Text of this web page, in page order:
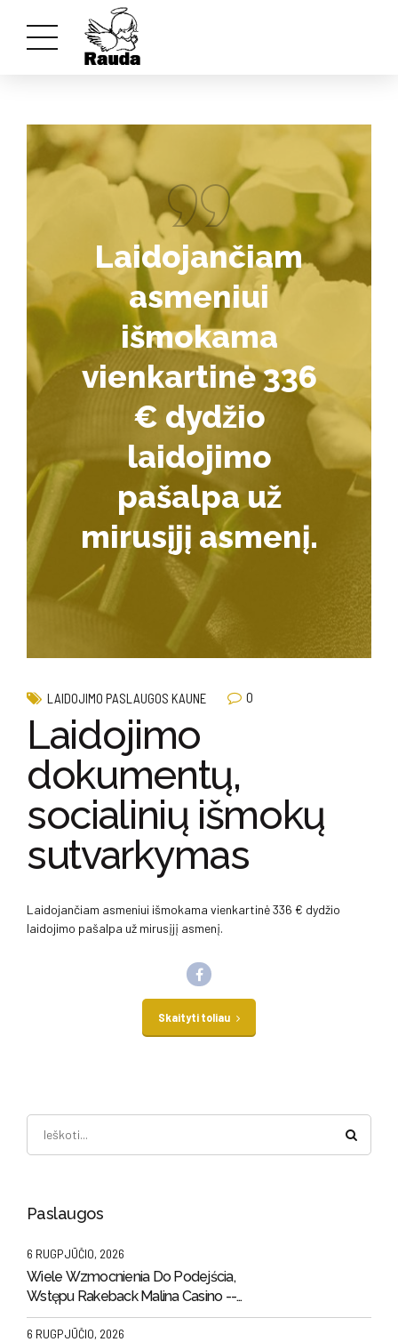
Laidojančiam
asmeniui
išmokama
vienkartinė 336
€ dydžio
laidojimo
pašalpa už
mirusįjį asmenį.
LAIDOJIMO PASLAUGOS KAUNE 0
Laidojimo
dokumentų,
socialinių išmokų
sutvarkymas
Laidojančiam asmeniui išmokama vienkartinė 336 € dydžio
laidojimo pašalpa už mirusįjį asmenį.
Skaityti toliau
Paslaugos
6 RUGPJŪČIO, 2026
Wiele Wzmocnienia Do Podejścia,
Wstępu Rakeback Malina Casino --
polski rynek Claim Bonus
6 RUGPJŪČIO, 2026